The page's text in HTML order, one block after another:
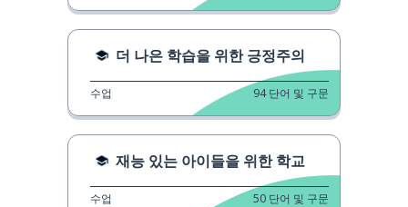
더 나은 학습을 위한 긍정주의
수업 94 단어 및 구문
재능 있는 아이들을 위한 학교
수업 50 단어 및 구문